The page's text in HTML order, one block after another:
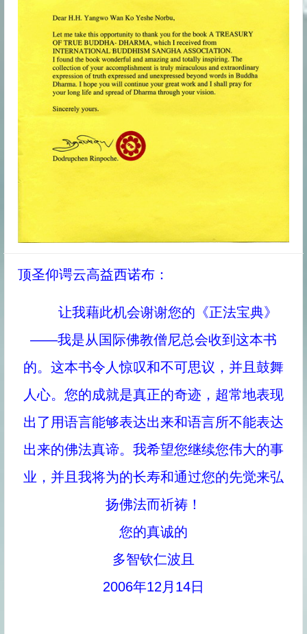
顶圣仰谔云高益西诺布：
让我藉此机会谢谢您的《正法宝典》
——我是从国际佛教僧尼总会收到这本书
的。这本书令人惊叹和不可思议，并且鼓舞
人心。您的成就是真正的奇迹，超常地表现
出了用语言能够表达出来和语言所不能表达
出来的佛法真谛。我希望您继续您伟大的事
业，并且我将为的长寿和通过您的先觉来弘
扬佛法而祈祷！
您的真诚的
多智钦仁波且
2006年12月14日
达摩祖师与梁武帝的经典对话